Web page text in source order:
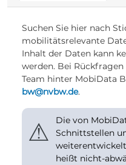
Suchen Sie hier nach
mobilitätsrelevante
Inhalt der Daten kann
werden. Bei
Team hinter MobiData
bw@nvbw.de.
⚠
Die von
Schnittstellen
heißt nicht-